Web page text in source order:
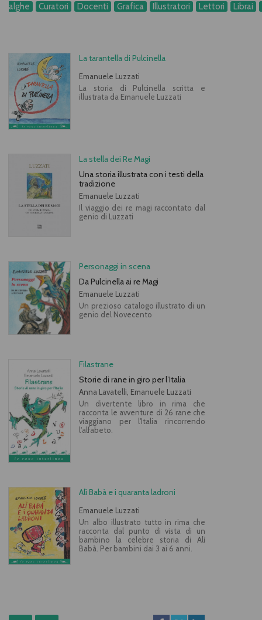
alghe
Curatori Docenti Grafica Illustratori Lettori Librai
La tarantella di Pulcinella
Emanuele Luzzati
La storia di Pulcinella scritta e
illustrata da Emanuele Luzzati
La stella dei Re Magi
Una storia illustrata con i testi della
tradizione
Emanuele Luzzati
Il viaggio dei re magi raccontato dal
genio di Luzzati
Personaggi in scena
Da Pulcinella ai re Magi
Emanuele Luzzati
Un prezioso catalogo illustrato di un
genio del Novecento
Filastrane
Storie di rane in giro per l’Italia
Anna Lavatelli, Emanuele Luzzati
Un divertente libro in rima che
racconta le avventure di 26 rane che
viaggiano per l'Italia rincorrendo
l'alfabeto.
Alì Babà e i quaranta ladroni
Emanuele Luzzati
Un albo illustrato tutto in rima che
racconta dal punto di vista di un
bambino la celebre storia di Alì
Babà. Per bambini dai 3 ai 6 anni.